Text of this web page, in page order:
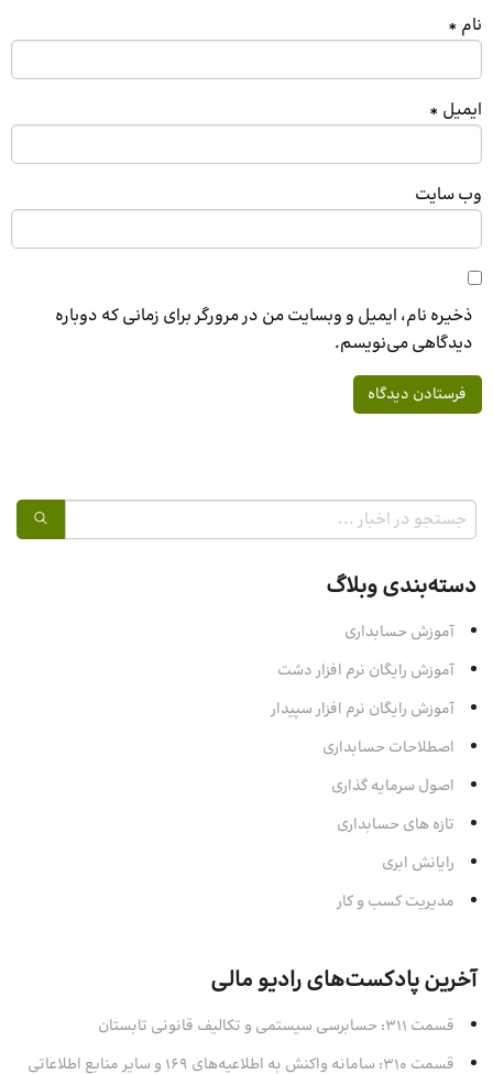
نام *
ایمیل *
وب‌ سایت
ذخیره نام، ایمیل و وبسایت من در مرورگر برای زمانی که دوباره
دیدگاهی می‌نویسم.
دسته‌بندی وبلاگ
آموزش حسابداری
آموزش رایگان نرم افزار دشت
آموزش رایگان نرم افزار سپیدار
اصطلاحات حسابداری
اصول سرمایه‌ گذاری
تازه های حسابداری
رایانش ابری
مدیریت کسب و کار
آخرین پادکست‌های رادیو مالی
قسمت 311: حسابرسی سیستمی و تکالیف قانونی تابستان
قسمت 310: سامانه واکنش به اطلاعیه‌های 169 و سایر منابع اطلاعاتی